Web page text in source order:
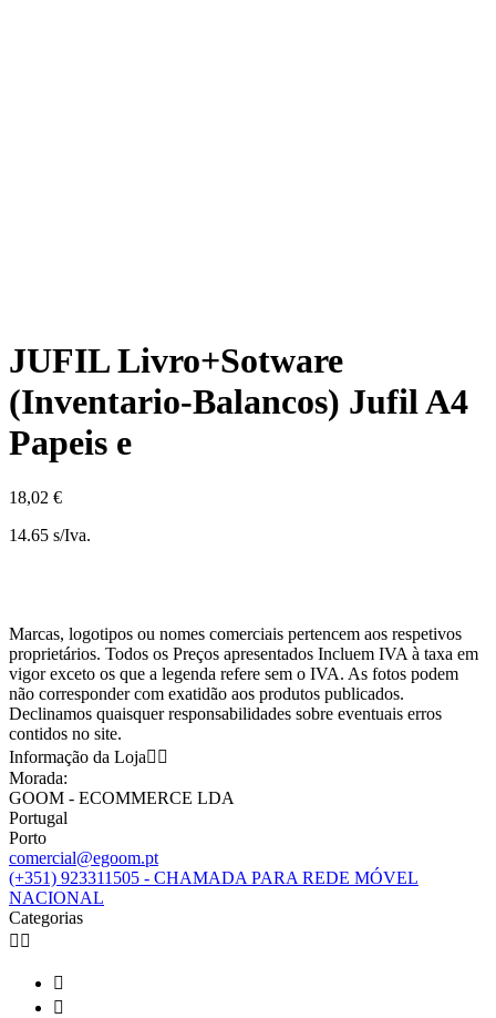
JUFIL Livro+Sotware
(Inventario-Balancos) Jufil A4
Papeis e
18,02 €
14.65 s/Iva.
Marcas, logotipos ou nomes comerciais pertencem aos respetivos
proprietários. Todos os Preços apresentados Incluem IVA à taxa em
vigor exceto os que a legenda refere sem o IVA. As fotos podem
não corresponder com exatidão aos produtos publicados.
Declinamos quaisquer responsabilidades sobre eventuais erros
contidos no site.
Informação da Loja 
Morada:
GOOM - ECOMMERCE LDA
Portugal
Porto
comercial@egoom.pt
(+351) 923311505 - CHAMADA PARA REDE MÓVEL
NACIONAL
Categorias
 

